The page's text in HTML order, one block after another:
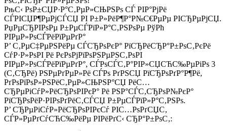
РњС‹ РѕР±СЏР·Р°С‚РµР»СЊРЅРѕ СЃ РІР°РјРё
СЃРІСЏР¶РµРјСЃСЏ РІ Р±Р»РёР¶Р°Р№С€РµРµ РІСЂРµРјСЏ.
РџРµСЂРІРѕРµ Р±РµСЃРїР»Р°С‚РЅРѕРµ РўРћ
РІРµР»РѕСЃРёРїРµРґР°
Р’ С‚РµС‡РµРЅРёРµ СЃСЂРѕРєР° РїСЂРёСЂР°Р±РѕС‚РєРё
СѓР·Р»РѕРІ Рё РєРѕРјРїРѕРЅРµРЅС‚РѕРІ
РІРµР»РѕСЃРёРїРµРґР°, СЃРѕСЃС‚Р°РІР»СЏСЋС‰РµРіРѕ 3
(С‚СЂРё) РЅРµРґРµР»Рё СЃРѕ РґРЅСЏ РїСЂРѕРґР°Р¶Рё,
РґРѕРїРѕР»РЅРёС‚РµР»СЊРЅР°СЏ РёС…
СЂРµРіСѓР»РёСЂРѕРІРєР° Рё РЅР°СЃС‚СЂРѕР№РєР°
РїСЂРѕРёР·РІРѕРґРёС‚СЃСЏ Р±РµСЃРїР»Р°С‚РЅРѕ.
Р’ СЂРµРіСѓР»РёСЂРѕРІРєСѓ РІС…РѕРґСЏС‚
СЃР»РµРґСѓСЋС‰РёРµ РІРёРґС‹ СЂР°Р±РѕС‚: